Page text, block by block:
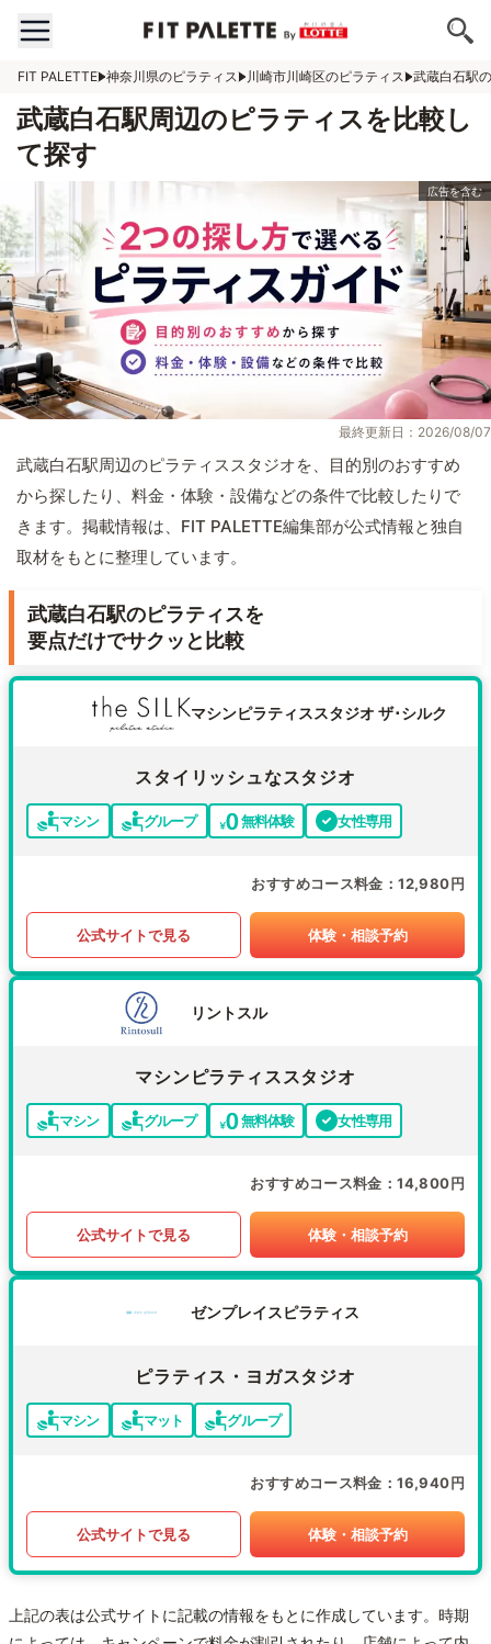
FIT PALETTE 神奈川県のピラティス 川崎市川崎区のピラティス 武蔵白石駅
武蔵白石駅周辺のピラティスを比較し
て探す
最終更新日：2026/08/07
武蔵白石駅周辺のピラティススタジオを、目的別のおすすめ
から探したり、料金・体験・設備などの条件で比較したりで
きます。掲載情報は、FIT PALETTE編集部が公式情報と独自
取材をもとに整理しています。
武蔵白石駅のピラティスを
要点だけでサクッと比較
マシンピラティススタジオ ザ･シルク
スタイリッシュなスタジオ
マシン グループ 無料体験 女性専用
おすすめコース料金 12,980円
公式サイトで見る 体験・相談予約
リントスル
マシンピラティススタジオ
マシン グループ 無料体験 女性専用
おすすめコース料金 14,800円
公式サイトで見る 体験・相談予約
ゼンプレイスピラティス
ピラティス・ヨガスタジオ
マシン マット グループ
おすすめコース料金 16,940円
公式サイトで見る 体験・相談予約
上記の表は公式サイトに記載の情報をもとに作成しています。時期